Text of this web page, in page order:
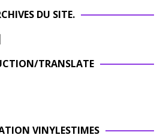
DU SITE.
TRANSLATE
VINYLESTIMES